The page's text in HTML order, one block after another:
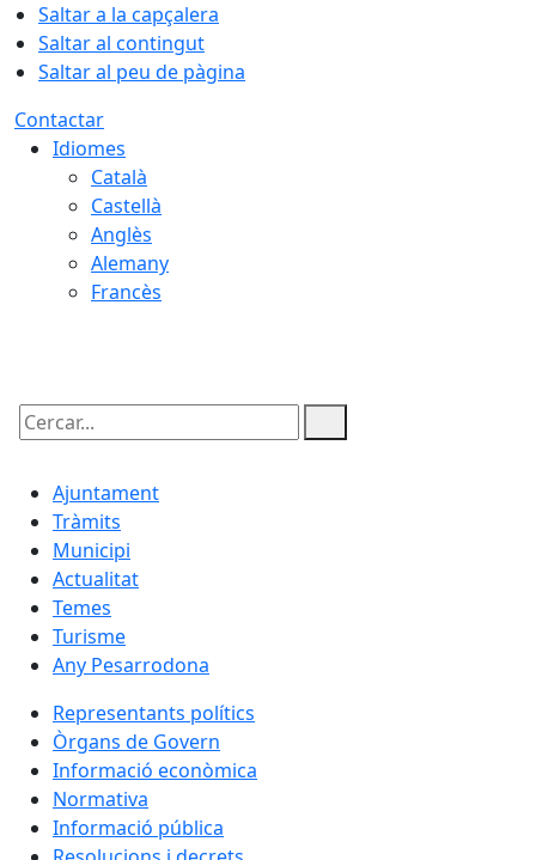
Saltar a la capçalera
Saltar al contingut
Saltar al peu de pàgina
Contactar
Idiomes
Català
Castellà
Anglès
Alemany
Francès
Cercar:
Ajuntament
Tràmits
Municipi
Actualitat
Temes
Turisme
Any Pesarrodona
Representants polítics
Òrgans de Govern
Informació econòmica
Normativa
Informació pública